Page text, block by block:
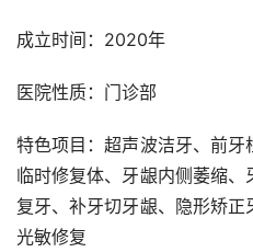
成立时间：2020年
医院性质：门诊部
特色项目：超声波洁牙、前
临时修复体、牙龈内侧萎缩
复牙、补牙切牙龈、隐形矫
光敏修复